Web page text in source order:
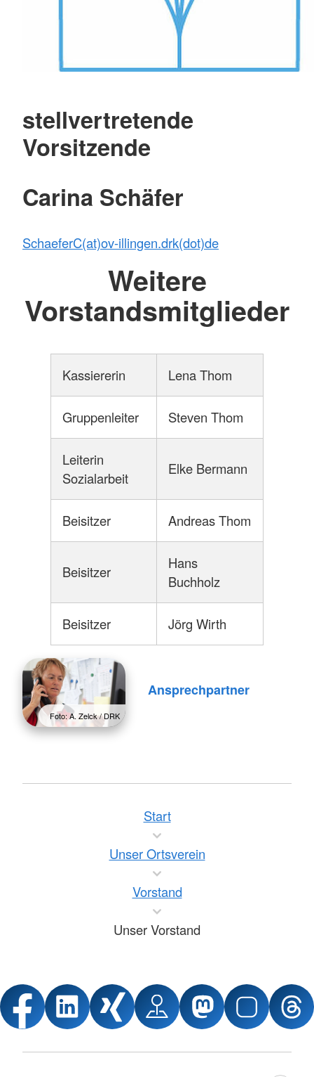
stellvertretende
Vorsitzende
Carina Schäfer
SchaeferC(at)ov-illingen.drk(dot)de
Weitere
Vorstandsmitglieder
Kassiererin Lena Thom
Gruppenleiter Steven Thom
Leiterin
Sozialarbeit
Elke Bermann
Beisitzer Andreas Thom
Beisitzer
Hans
Buchholz
Beisitzer Jörg Wirth
Foto: A. Zelck / DRK
Ansprechpartner
Start
Unser Ortsverein
Vorstand
Unser Vorstand